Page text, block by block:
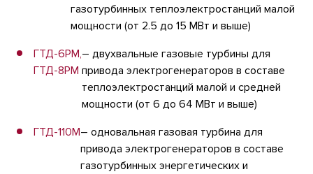
газотурбинных теплоэлектростанций малой
мощности (от 2.5 до 15 МВт и выше)
ГТД-6РМ,
ГТД-8РМ
– двухвальные газовые турбины для
привода электрогенераторов в составе
теплоэлектростанций малой и средней
мощности (от 6 до 64 МВт и выше)
ГТД-110М– одновальная газовая турбина для
привода электрогенераторов в составе
газотурбинных энергетических и